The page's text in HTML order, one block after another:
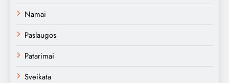
Namai
Paslaugos
Patarimai
Sveikata